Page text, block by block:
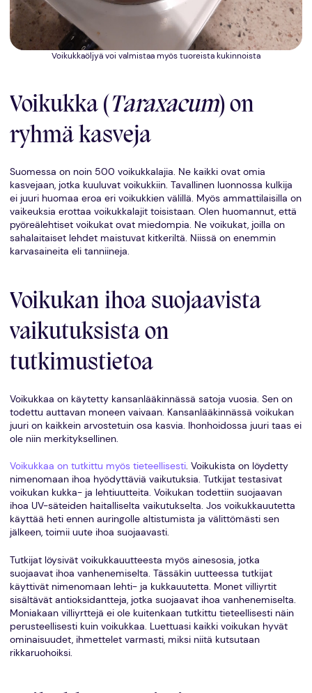
Voikukkaöljyä voi valmistaa myös tuoreista kukinnoista
Voikukka (Taraxacum) on
ryhmä kasveja
Suomessa on noin 500 voikukkalajia. Ne kaikki ovat omia
kasvejaan, jotka kuuluvat voikukkiin. Tavallinen luonnossa kulkija
ei juuri huomaa eroa eri voikukkien välillä. Myös ammattilaisilla on
vaikeuksia erottaa voikukkalajit toisistaan. Olen huomannut, että
pyöreälehtiset voikukat ovat miedompia. Ne voikukat, joilla on
sahalaitaiset lehdet maistuvat kitkeriltä. Niissä on enemmin
karvasaineita eli tanniineja.
Voikukan ihoa suojaavista
vaikutuksista on
tutkimustietoa
Voikukkaa on käytetty kansanlääkinnässä satoja vuosia. Sen on
todettu auttavan moneen vaivaan. Kansanlääkinnässä voikukan
juuri on kaikkein arvostetuin osa kasvia. Ihonhoidossa juuri taas ei
ole niin merkityksellinen.
Voikukkaa on tutkittu myös tieteellisesti. Voikukista on löydetty
nimenomaan ihoa hyödyttäviä vaikutuksia. Tutkijat testasivat
voikukan kukka- ja lehtiuutteita. Voikukan todettiin suojaavan
ihoa UV-säteiden haitalliselta vaikutukselta. Jos voikukkauutetta
käyttää heti ennen auringolle altistumista ja välittömästi sen
jälkeen, toimii uute ihoa suojaavasti.
Tutkijat löysivät voikukkauutteesta myös ainesosia, jotka
suojaavat ihoa vanhenemiselta. Tässäkin uutteessa tutkijat
käyttivät nimenomaan lehti- ja kukkauutetta. Monet villiyrtit
sisältävät antioksidantteja, jotka suojaavat ihoa vanhenemiselta.
Moniakaan villiyrttejä ei ole kuitenkaan tutkittu tieteellisesti näin
perusteellisesti kuin voikukkaa. Luettuasi kaikki voikukan hyvät
ominaisuudet, ihmettelet varmasti, miksi niitä kutsutaan
rikkaruohoiksi.